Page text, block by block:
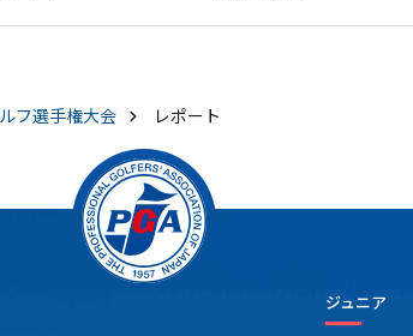
フ選手権大会 レポート
ジュニア